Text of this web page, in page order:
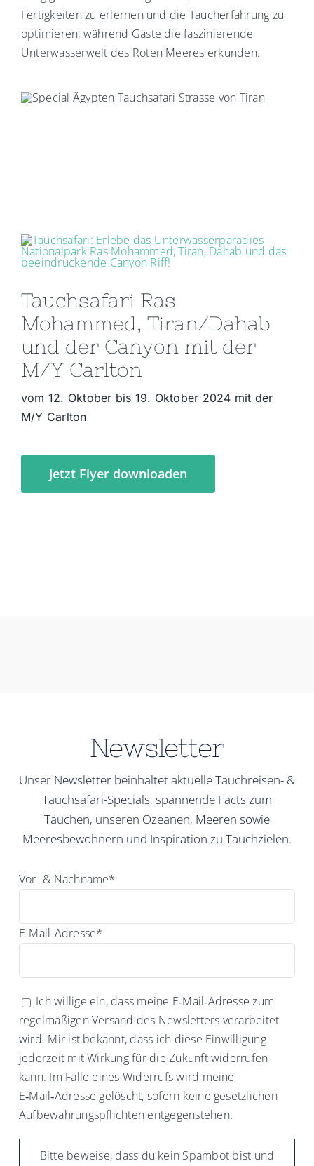
Fertigkeiten zu erlernen und die Taucherfahrung zu
optimieren, während Gäste die faszinierende
Unterwasserwelt des Roten Meeres erkunden.
Tauchsafari Ras
Mohammed, Tiran/Dahab
und der Canyon mit der
M/Y Carlton
vom 12. Oktober bis 19. Oktober 2024 mit der
M/Y Carlton
Jetzt Flyer downloaden
Newsletter
Unser Newsletter beinhaltet aktuelle Tauchreisen- &
Tauchsafari-Specials, spannende Facts zum
Tauchen, unseren Ozeanen, Meeren sowie
Meeresbewohnern und Inspiration zu Tauchzielen.
Vor- & Nachname*
E-Mail-Adresse*
Ich willige ein, dass meine E‑Mail‑Adresse zum
regelmäßigen Versand des Newsletters verarbeitet
wird. Mir ist bekannt, dass ich diese Einwilligung
jederzeit mit Wirkung für die Zukunft widerrufen
kann. Im Falle eines Widerrufs wird meine
E‑Mail‑Adresse gelöscht, sofern keine gesetzlichen
Aufbewahrungspflichten entgegenstehen.
Bitte beweise, dass du kein Spambot bist und